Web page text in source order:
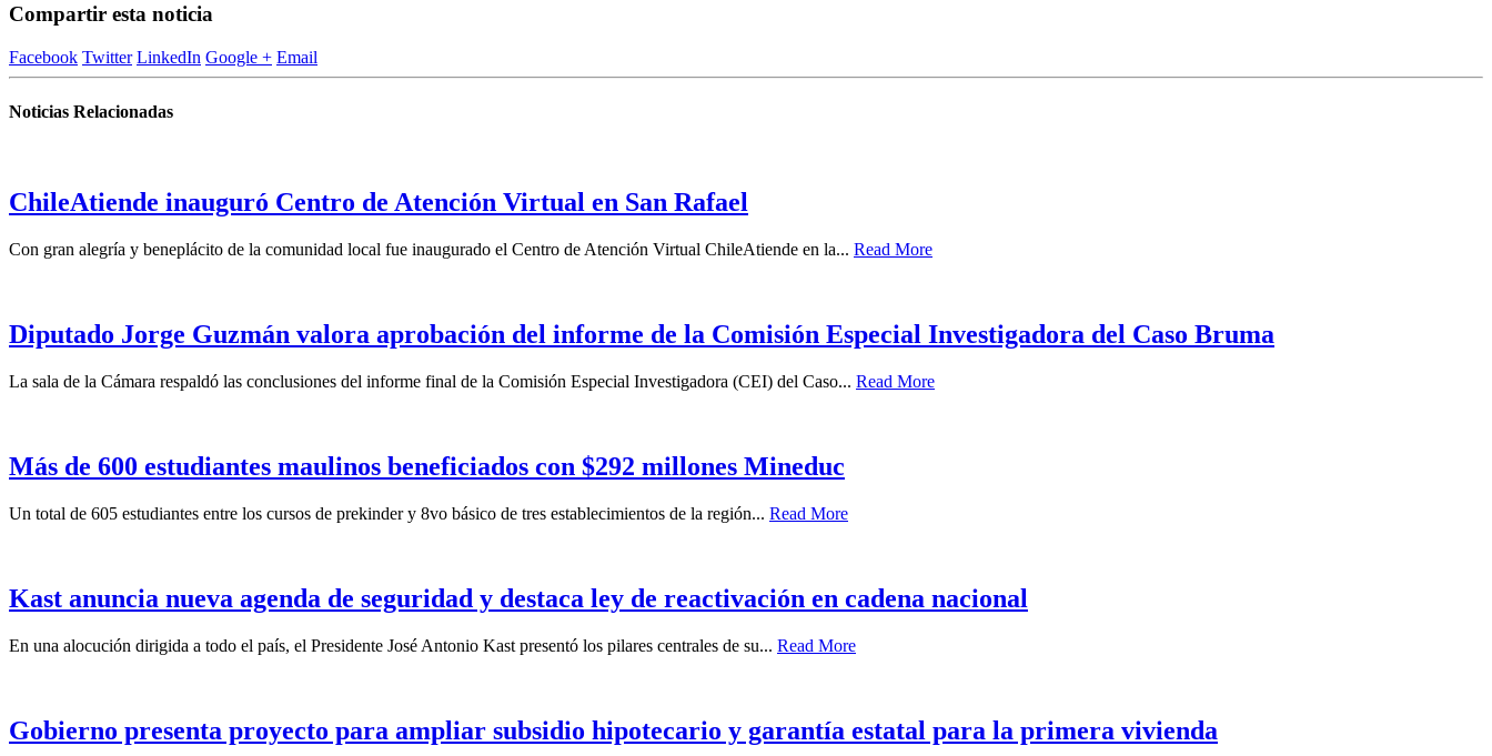
Compartir esta noticia
Facebook Twitter LinkedIn Google + Email
Noticias Relacionadas
ChileAtiende inauguró Centro de Atención Virtual en San Rafael
Con gran alegría y beneplácito de la comunidad local fue inaugurado el Centro de Atención Virtual ChileAtiende en la... Read More
Diputado Jorge Guzmán valora aprobación del informe de la Comisión Especial Investigadora del Caso Bruma
La sala de la Cámara respaldó las conclusiones del informe final de la Comisión Especial Investigadora (CEI) del Caso... Read More
Más de 600 estudiantes maulinos beneficiados con $292 millones Mineduc
Un total de 605 estudiantes entre los cursos de prekinder y 8vo básico de tres establecimientos de la región... Read More
Kast anuncia nueva agenda de seguridad y destaca ley de reactivación en cadena nacional
En una alocución dirigida a todo el país, el Presidente José Antonio Kast presentó los pilares centrales de su... Read More
Gobierno presenta proyecto para ampliar subsidio hipotecario y garantía estatal para la primera vivienda